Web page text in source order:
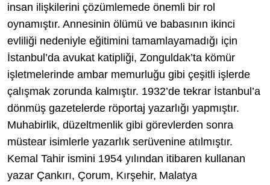
insan ilişkilerini çözümlemede önemli bir rol
oynamıştır. Annesinin ölümü ve babasının ikinci
evliliği nedeniyle eğitimini tamamlayamadığı için
İstanbul’da avukat katipliği, Zonguldak’ta kömür
işletmelerinde ambar memurluğu gibi çeşitli işlerde
çalışmak zorunda kalmıştır. 1932’de tekrar İstanbul’a
dönmüş gazetelerde röportaj yazarlığı yapmıştır.
Muhabirlik, düzeltmenlik gibi görevlerden sonra
müstear isimlerle yazarlık serüvenine atılmıştır.
Kemal Tahir ismini 1954 yılından itibaren kullanan
yazar Çankırı, Çorum, Kırşehir, Malatya